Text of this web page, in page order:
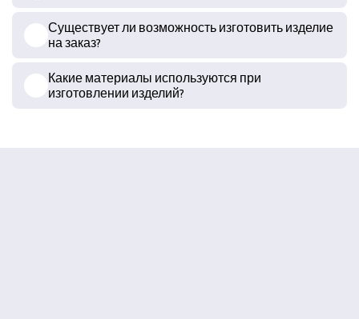
Существует ли возможность изготовить изделие
на заказ?
Какие материалы используются при
изготовлении изделий?